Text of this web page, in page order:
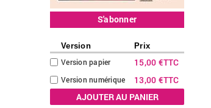
S'abonner
Version Prix
Version papier 15,00 €TTC
Version numérique 13,00 €TTC